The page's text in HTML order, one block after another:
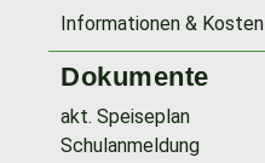
Informationen & Kosten
Dokumente
akt. Speiseplan
Schulanmeldung